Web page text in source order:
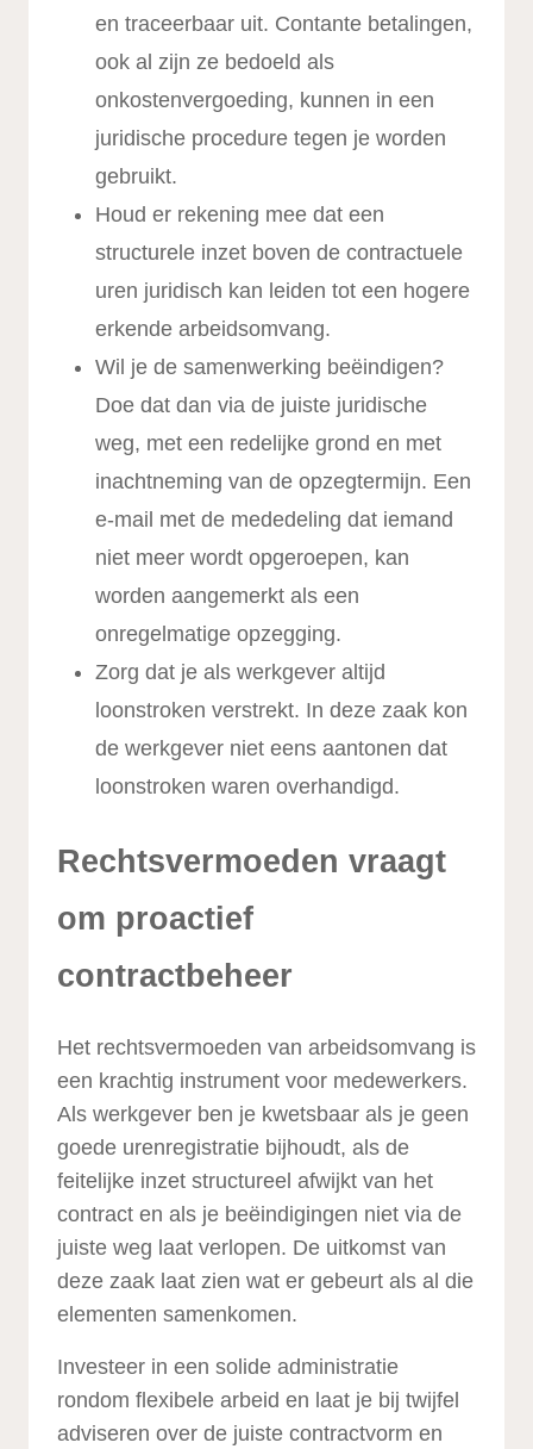
en traceerbaar uit. Contante betalingen,
ook al zijn ze bedoeld als
onkostenvergoeding, kunnen in een
juridische procedure tegen je worden
gebruikt.
Houd er rekening mee dat een
structurele inzet boven de contractuele
uren juridisch kan leiden tot een hogere
erkende arbeidsomvang.
Wil je de samenwerking beëindigen?
Doe dat dan via de juiste juridische
weg, met een redelijke grond en met
inachtneming van de opzegtermijn. Een
e-mail met de mededeling dat iemand
niet meer wordt opgeroepen, kan
worden aangemerkt als een
onregelmatige opzegging.
Zorg dat je als werkgever altijd
loonstroken verstrekt. In deze zaak kon
de werkgever niet eens aantonen dat
loonstroken waren overhandigd.
Rechtsvermoeden vraagt
om proactief
contractbeheer
Het rechtsvermoeden van arbeidsomvang is
een krachtig instrument voor medewerkers.
Als werkgever ben je kwetsbaar als je geen
goede urenregistratie bijhoudt, als de
feitelijke inzet structureel afwijkt van het
contract en als je beëindigingen niet via de
juiste weg laat verlopen. De uitkomst van
deze zaak laat zien wat er gebeurt als al die
elementen samenkomen.
Investeer in een solide administratie
rondom flexibele arbeid en laat je bij twijfel
adviseren over de juiste contractvorm en